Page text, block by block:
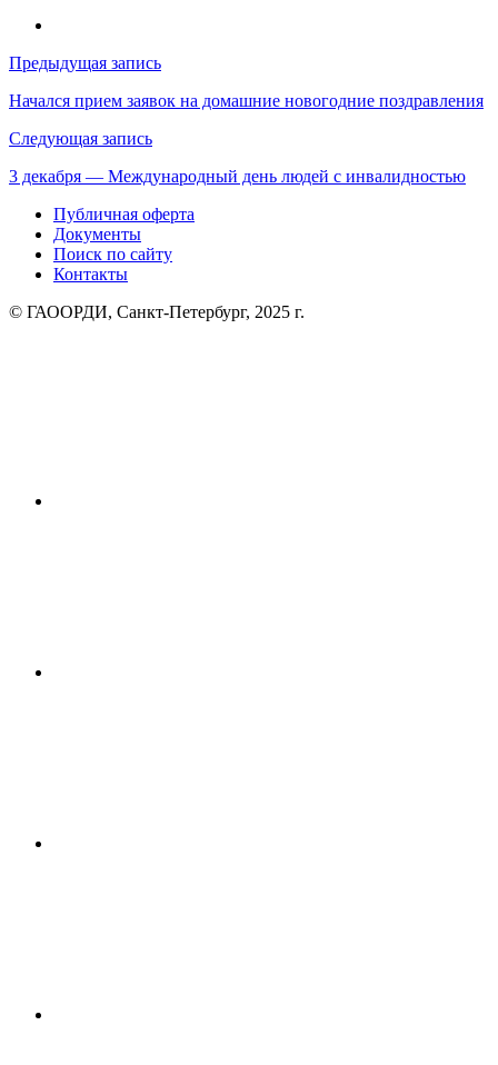
Навигация
по
записям
Предыдущая запись
Начался прием заявок на домашние новогодние поздравления
Следующая запись
3 декабря — Международный день людей с инвалидностью
Публичная оферта
Документы
Поиск по сайту
Контакты
© ГАООРДИ, Санкт-Петербург, 2025 г.